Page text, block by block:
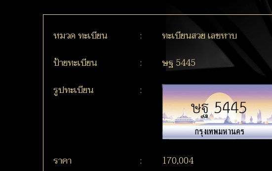
หมวด ทะเบียน :
ทะเบียนสวย เลขหาบ
ป้ายทะเบียน
:
ษฐ 5445
รูปทะเบียน
:
ราคา :
170,004